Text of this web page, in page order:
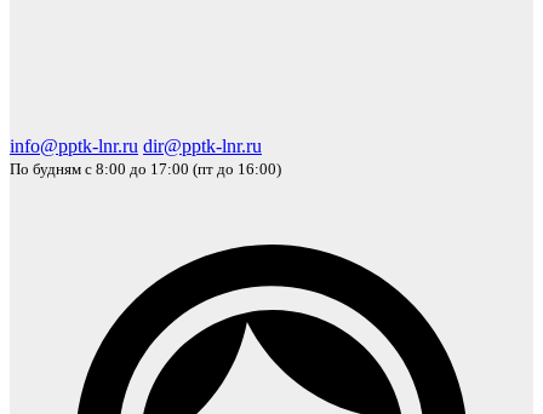
info@pptk-lnr.ru dir@pptk-lnr.ru
По будням с 8:00 до 17:00 (пт до 16:00)